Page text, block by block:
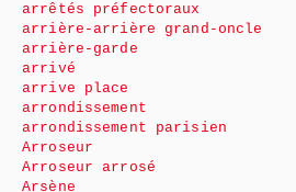
arrêtés préfectoraux
arrière-arrière grand-oncle
arrière-garde
arrivé
arrive place
arrondissement
arrondissement parisien
Arroseur
Arroseur arrosé
Arsène